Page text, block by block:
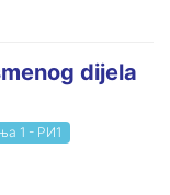
dijela
1 - РИ1